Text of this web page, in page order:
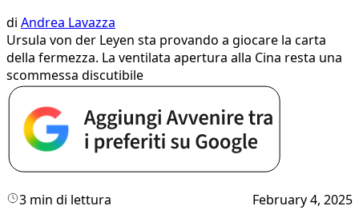
di Andrea Lavazza
Ursula von der Leyen sta provando a giocare la carta
della fermezza. La ventilata apertura alla Cina resta una
scommessa discutibile
3 min di lettura February 4, 2025